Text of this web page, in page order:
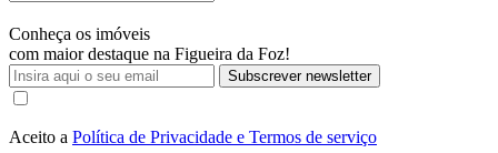
Conheça os imóveis
com maior destaque na Figueira da Foz!
Subscrever newsletter
Aceito a Política de Privacidade e Termos de serviço